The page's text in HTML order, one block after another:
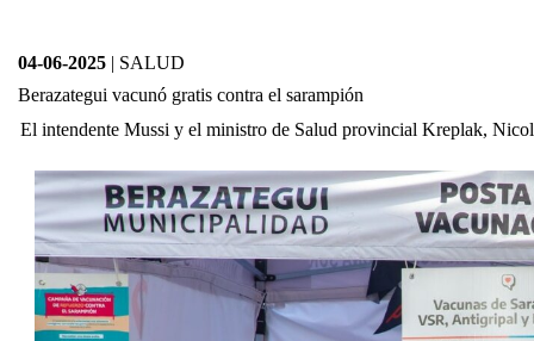
04-06-2025 | SALUD
Berazategui vacunó gratis contra el sarampión
El intendente Mussi y el ministro de Salud provincial Kreplak,